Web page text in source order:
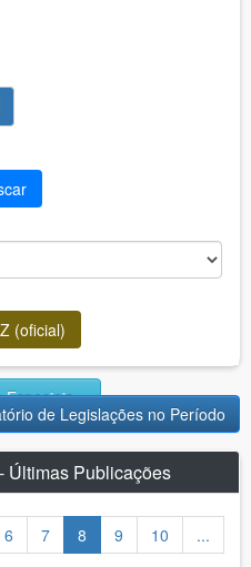
(oficial)
Especiais
de Legislações no Período
Últimas Publicações
6 7 8 9 10
...